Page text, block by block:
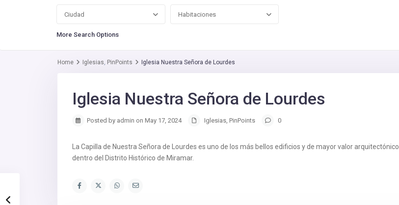
Ciudad Habitaciones
More Search Options
Home Iglesias, PinPoints Iglesia Nuestra Señora de Lourdes
Iglesia Nuestra Señora de Lourdes
Posted by admin on May 17, 2024 Iglesias, PinPoints 0
La Capilla de Nuestra Señora de Lourdes es uno de los más bellos edificios y de mayor valor arquitectónico
dentro del Distrito Histórico de Miramar.